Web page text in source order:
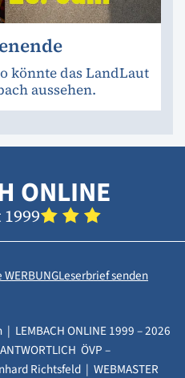
könnte das LandLaut
aussehen.
ONLINE
WERBUNGLeserbrief senden
| LEMBACH ONLINE 1999 – 2026
ÖVP –
Richtsfeld | WEBMASTER